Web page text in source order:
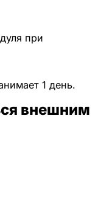
при
1 день.
внешним